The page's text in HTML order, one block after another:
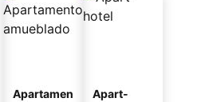
Apartamen
Apart-